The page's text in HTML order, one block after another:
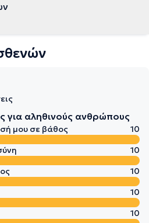
για αληθινούς ανθρώπους
μου σε βάθος
10
10
10
10
10